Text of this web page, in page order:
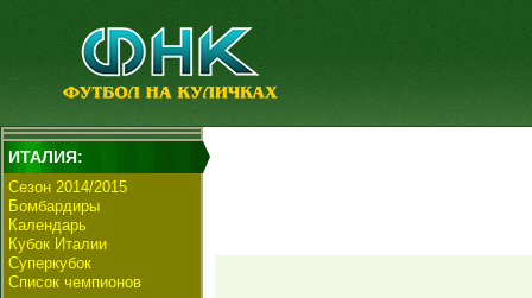
ИТАЛИЯ:
Сезон 2014/2015
Бомбардиры
Календарь
Кубок Италии
Суперкубок
Список чемпионов